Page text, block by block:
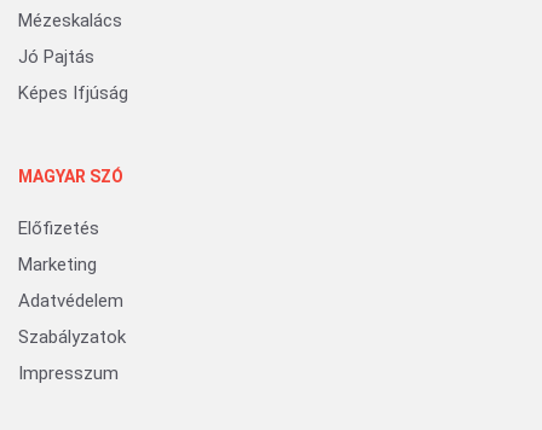
Mézeskalács
Jó Pajtás
Képes Ifjúság
MAGYAR SZÓ
Előfizetés
Marketing
Adatvédelem
Szabályzatok
Impresszum